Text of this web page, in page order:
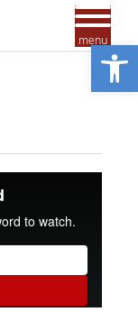
menu